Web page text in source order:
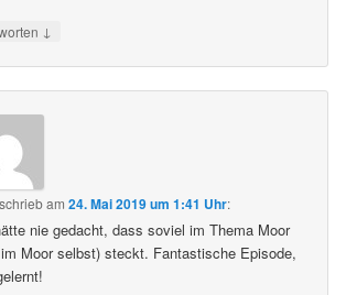
↓
schriebam24. Mai 2019 um 1:41 Uhr:
nie gedacht, dass soviel im Thema Moor
Moor selbst) steckt. Fantastische Episode,